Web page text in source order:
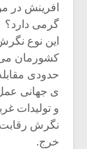
افرینش در
گرمی دارد؟
این نوع
کشورمان می
حدودی
ی جهانی
و تولیدات
نگرش
خرج.